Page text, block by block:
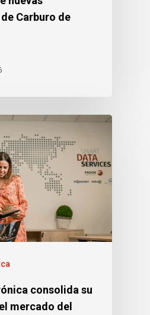
Carburo de
consolida su
mercado del